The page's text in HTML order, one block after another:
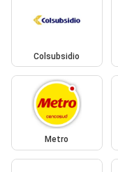
Colsubsidio
Metro